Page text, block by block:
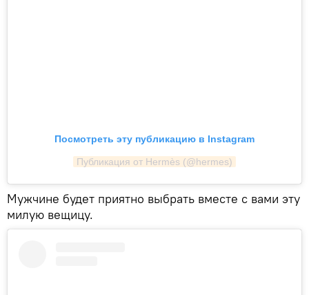
Посмотреть эту публикацию в Instagram
Публикация от Hermès (@hermes)
Мужчине будет приятно выбрать вместе с вами эту
милую вещицу.